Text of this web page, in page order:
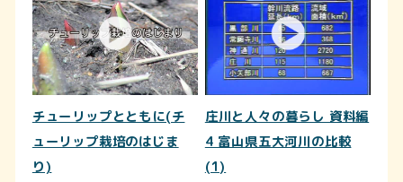
チューリップとともに(チ
ューリップ栽培のはじま
り)
庄川と人々の暮らし 資料編
4 富山県五大河川の比較
(1)